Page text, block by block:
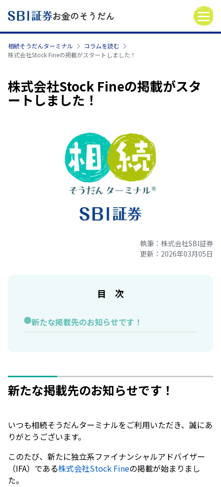
お金のそうだん
相続そうだんターミナル
コラムを読む
株式会社Stock Fineの掲載がスタートしました！
株式会社Stock Fineの掲載がスタ
ートしました！
執筆：株式会社SBI証券
更新：2026年03月05日
目 次
新たな掲載先のお知らせです！
新たな掲載先のお知らせです！
いつも相続そうだんターミナルをご利用いただき、誠にあ
りがとうございます。
このたび、新たに独立系ファイナンシャルアドバイザー
（IFA）である株式会社Stock Fineの掲載が始まりまし
た。